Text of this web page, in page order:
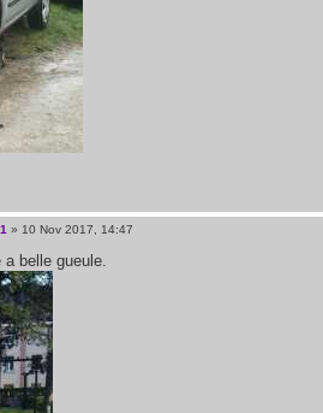
» 10 Nov 2017, 14:47
belle gueule.